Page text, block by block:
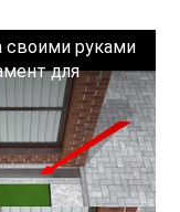
своими руками
для